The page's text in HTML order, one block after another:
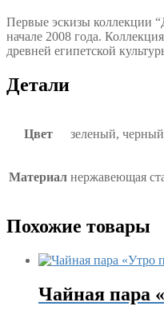
Первые эскизы коллекции
начале 2008 года.
древней египетской
Детали
Цвет зеленый, черный
Материал нержавеющая
Похожие товары
Чайная пара